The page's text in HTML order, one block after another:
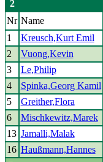
2
Nr Name
1
Kreusch,Kurt Emil
2
Vuong,Kevin
3
Le,Philip
4
Spinka,Georg Kamil
5
Greither,Flora
6
Mischkewitz,Marek
13 Jamalli,Malak
16 Haußmann,Hannes